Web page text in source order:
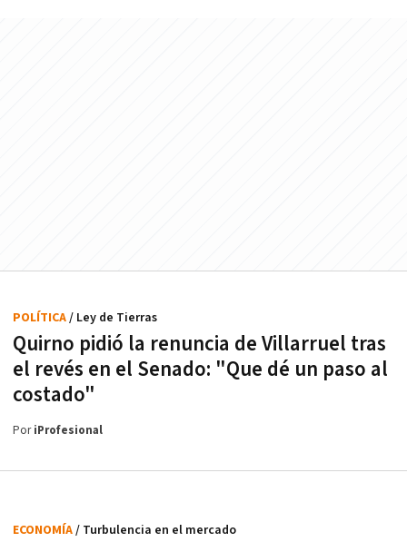
Quirno pidió la renuncia de Villarruel tras
el revés en el Senado: "Que dé un paso al
costado"
POLÍTICA/ Ley de Tierras
PoriProfesional
ECONOMÍA/ Turbulencia en el mercado